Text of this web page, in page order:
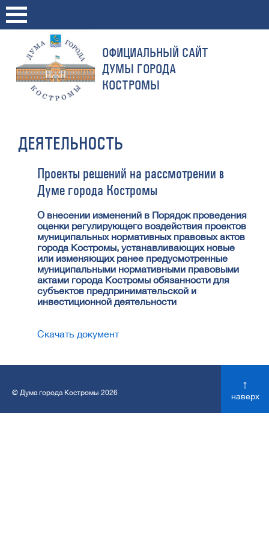
ОФИЦИАЛЬНЫЙ САЙТ
ДУМЫ ГОРОДА
КОСТРОМЫ
ДЕЯТЕЛЬНОСТЬ
Проекты решений на рассмотрении в
Думе города Костромы
О внесении изменений в Порядок проведения
оценки регулирующего воздействия проектов
муниципальных нормативных правовых актов
города Костромы, устанавливающих новые
или изменяющих ранее предусмотренные
муниципальными нормативными правовыми
актами города Костромы обязанности для
субъектов предпринимательской и
инвестиционной деятельности
Скачать документ
© Дума города Костромы 2026
↑
наверх